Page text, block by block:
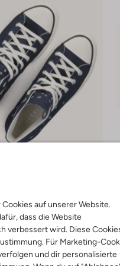
auf unserer Website.
dass die Website
verbessert wird. Diese
Für Marketing-
und dir personalisierte